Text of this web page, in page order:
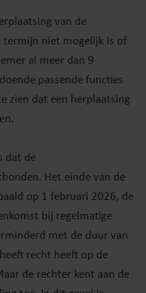
van de
termijn niet mogelijk is of
al meer dan 9
passende functies
zien dat een herplaatsing
dat de
Het einde van de
op 1 februari 2026, de
bij regelmatige
met de duur van
recht heeft op de
de rechter kent aan de